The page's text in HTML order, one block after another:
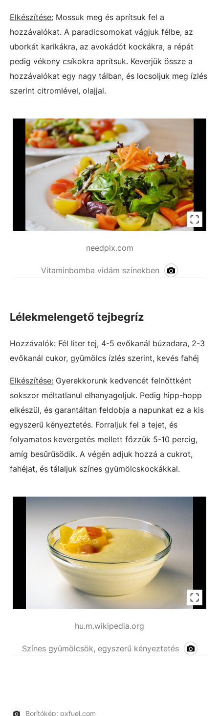
Elkészítése: Mossuk meg és aprítsuk fel a
hozzávalókat. A paradicsomokat vágjuk félbe, az
uborkát karikákra, az avokádót kockákra, a répát
pedig vékony csíkokra aprítsuk. Keverjük össze a
hozzávalókat egy nagy tálban, és locsoljuk meg ízlés
szerint citromlével, olajjal.
needpix.com
Vitaminbomba vidám színekben
Lélekmelengető tejbegríz
Hozzávalók: Fél liter tej, 4-5 evőkanál búzadara, 2-3
evőkanál cukor, gyümölcs ízlés szerint, kevés fahéj
Elkészítése: Gyerekkorunk kedvencét felnőttként
sokszor méltatlanul elhanyagoljuk. Pedig hipp-hopp
elkészül, és garantáltan feldobja a napunkat ez a kis
egyszerű kényeztetés. Forraljuk fel a tejet, és
folyamatos kevergetés mellett főzzük 5-10 percig,
amíg besűrűsödik. A végén adjuk hozzá a cukrot,
fahéjat, és tálaljuk színes gyümölcskockákkal.
hu.m.wikipedia.org
Színes gyümölcsök, egyszerű kényeztetés
Borítókép: pxfuel.com